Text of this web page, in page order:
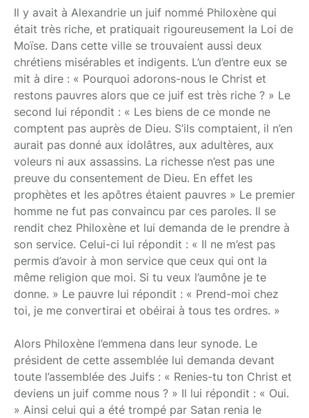
Il y avait à Alexandrie un juif nommé Philoxène qui
était très riche, et pratiquait rigoureusement la Loi de
Moïse. Dans cette ville se trouvaient aussi deux
chrétiens misérables et indigents. L’un d’entre eux se
mit à dire : « Pourquoi adorons-nous le Christ et
restons pauvres alors que ce juif est très riche ? » Le
second lui répondit : « Les biens de ce monde ne
comptent pas auprès de Dieu. S’ils comptaient, il n’en
aurait pas donné aux idolâtres, aux adultères, aux
voleurs ni aux assassins. La richesse n’est pas une
preuve du consentement de Dieu. En effet les
prophètes et les apôtres étaient pauvres » Le premier
homme ne fut pas convaincu par ces paroles. Il se
rendit chez Philoxène et lui demanda de le prendre à
son service. Celui-ci lui répondit : « Il ne m’est pas
permis d’avoir à mon service que ceux qui ont la
même religion que moi. Si tu veux l’aumône je te
donne. » Le pauvre lui répondit : « Prend-moi chez
toi, je me convertirai et obéirai à tous tes ordres. »
Alors Philoxène l’emmena dans leur synode. Le
président de cette assemblée lui demanda devant
toute l’assemblée des Juifs : « Renies-tu ton Christ et
deviens un juif comme nous ? » Il lui répondit : « Oui.
» Ainsi celui qui a été trompé par Satan renia le